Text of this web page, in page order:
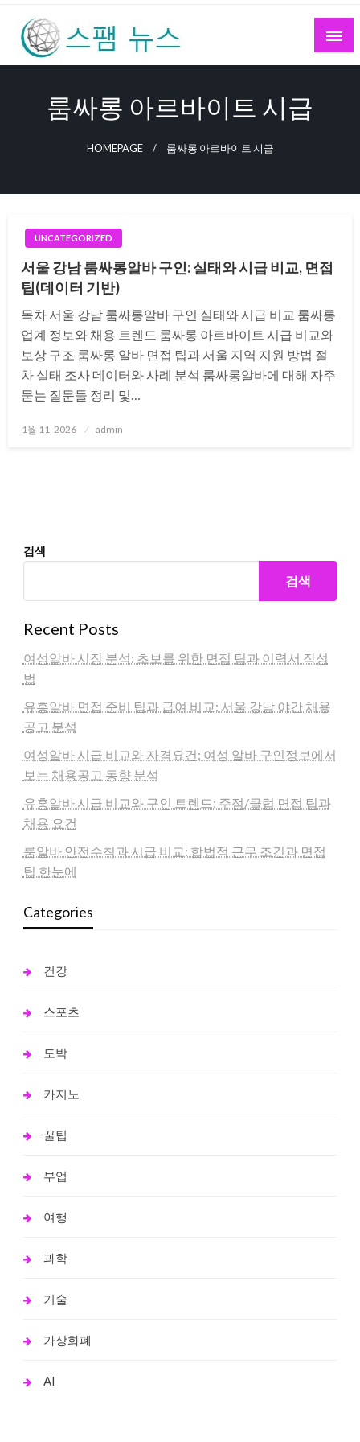
Skip
content
룸싸롱 아르바이트 시급
HOMEPAGE 룸싸롱 아르바이트 시급
UNCATEGORIZED
서울 강남 룸싸롱알바 구인: 실태와 시급 비교, 면접
팁(데이터 기반)
목차 서울 강남 룸싸롱알바 구인 실태와 시급 비교 룸싸롱
업계 정보와 채용 트렌드 룸싸롱 아르바이트 시급 비교와
보상 구조 룸싸롱 알바 면접 팁과 서울 지역 지원 방법 절
차 실태 조사 데이터와 사례 분석 룸싸롱알바에 대해 자주
묻는 질문들 정리 및…
Posted
1월 11, 2026 admin
검색
검색
Recent Posts
여성알바 시장 분석: 초보를 위한 면접 팁과 이력서 작성
법
유흥알바 면접 준비 팁과 급여 비교: 서울 강남 야간 채용
공고 분석
여성알바 시급 비교와 자격요건: 여성 알바 구인정보에서
보는 채용공고 동향 분석
유흥알바 시급 비교와 구인 트렌드: 주점/클럽 면접 팁과
채용 요건
룸알바 안전수칙과 시급 비교: 합법적 근무 조건과 면접
팁 한눈에
Categories
건강
스포츠
도박
카지노
꿀팁
부업
여행
과학
기술
가상화폐
AI